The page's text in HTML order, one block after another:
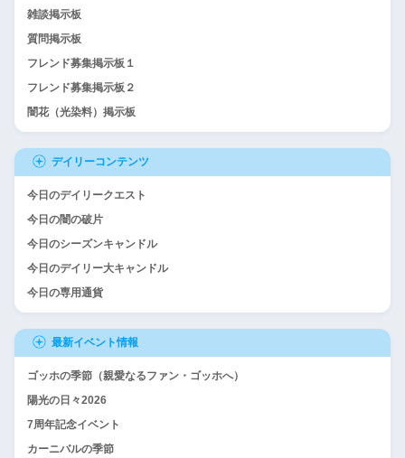
雑談掲示板
質問掲示板
フレンド募集掲示板１
フレンド募集掲示板２
闇花（光染料）掲示板
デイリーコンテンツ
今日のデイリークエスト
今日の闇の破片
今日のシーズンキャンドル
今日のデイリー大キャンドル
今日の専用通貨
最新イベント情報
ゴッホの季節（親愛なるファン・ゴッホへ）
陽光の日々2026
7周年記念イベント
カーニバルの季節